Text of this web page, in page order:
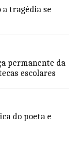
a tragédia se
permanente da
escolares
do poeta e